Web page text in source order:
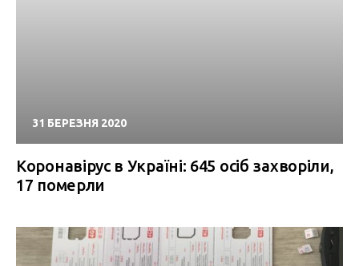
31 БЕРЕЗНЯ 2020
Коронавірус в Україні: 645 осіб захворіли,
17 померли